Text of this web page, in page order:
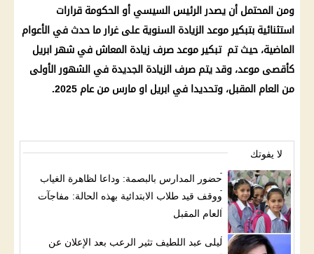
ومن المحتمل أن يصدر الرئيس السيسي أو الحكومة قرارات
استثنائية بتبكير موعد الزيادة السنوية على غرار ما حدث في الأعوام
الماضية، حيث تم تبكير موعد صرف زيادة المعاش في شهر ابريل
كأقصى موعد، وقد يتم صرف الزيادة الجديدة في الشهور الأولى
من العام المقبل، وتحديدا في ابريل او مارس من عام 2025.
لا يفوتك
حضور المدارس بالبصمة: وداعا لظاهرة الغياب
ووقف قيد طلاب الابتدائية بهذه الحالة: مفاجآت
العام المقبل
ليلى عبد اللطيف تثير الرعب بعد الإعلان عن